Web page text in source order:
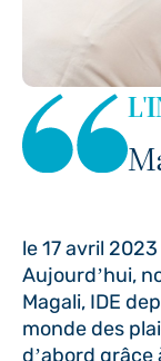
le 17 avril 2023
Aujourd’hui,
Magali, IDE
monde des
d’abord grâce